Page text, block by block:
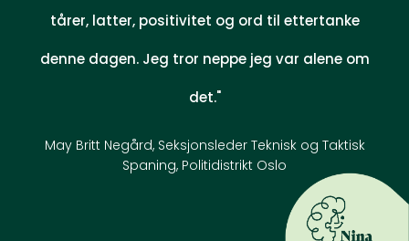
tårer, latter, positivitet og ord til ettertanke
denne dagen. Jeg tror neppe jeg var alene om
det."
May Britt Negård, Seksjonsleder Teknisk og Taktisk
Spaning, Politidistrikt Oslo